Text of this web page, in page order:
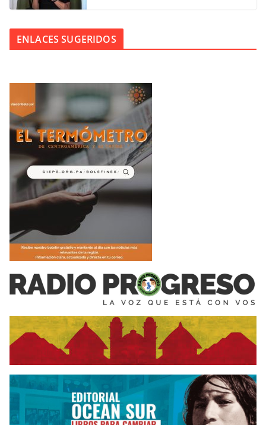
ENLACES SUGERIDOS